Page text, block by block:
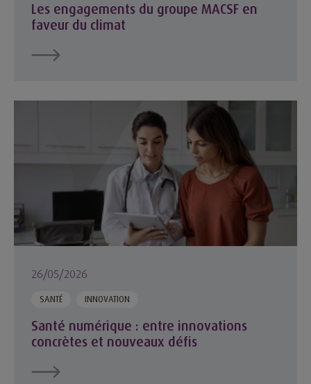
Les engagements du groupe MACSF en
faveur du climat
Santé numérique : entre innovations concrètes et nouveaux
26/05/2026
SANTÉ INNOVATION
Santé numérique : entre innovations
concrètes et nouveaux défis